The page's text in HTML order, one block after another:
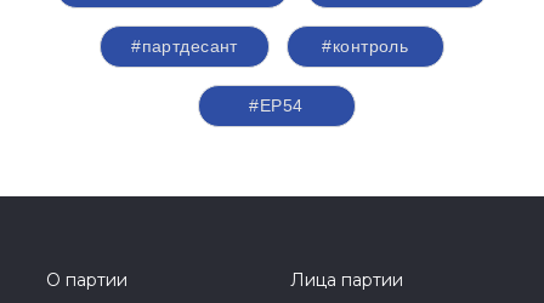
#партдесант #контроль
#ЕР54
О партии
Лица партии